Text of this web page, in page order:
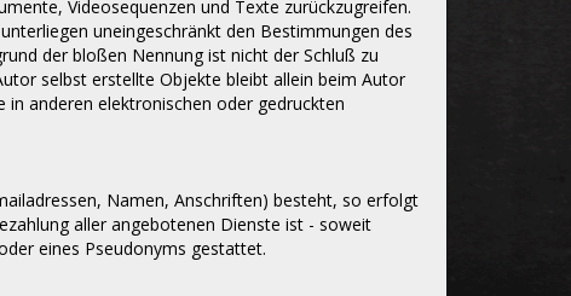
Videosequenzen und Texte zurückzugreifen.
uneingeschränkt den Bestimmungen des
der bloßen Nennung ist nicht der Schluß zu
selbst erstellte Objekte bleibt allein beim Autor
in anderen elektronischen oder gedruckten
Namen, Anschriften) besteht, so erfolgt
aller angebotenen Dienste ist - soweit
eines Pseudonyms gestattet.